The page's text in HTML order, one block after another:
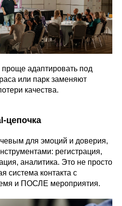
проще адаптировать под
или парк заменяют
качества.
цепочка
для эмоций и доверия,
регистрация,
аналитика. Это не просто
система контакта с
и ПОСЛЕ мероприятия.